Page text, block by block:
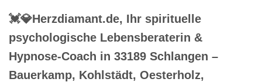
💓️💎Herzdiamant.de, Ihr spirituelle
psychologische Lebensberaterin &
Hypnose-Coach in 33189 Schlangen –
Bauerkamp, Kohlstädt, Oesterholz,